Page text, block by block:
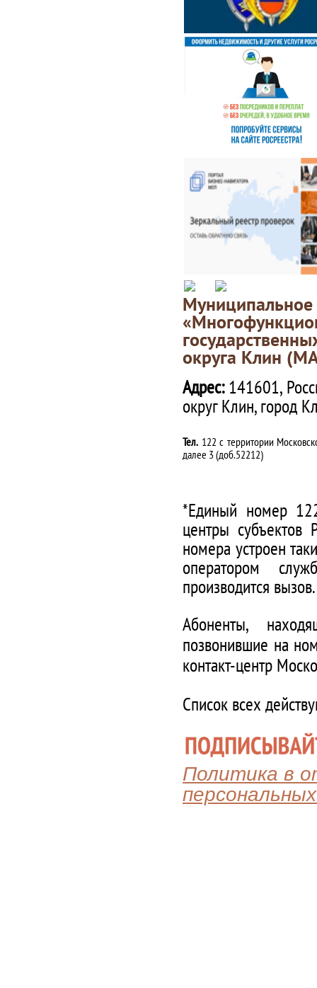
округа Клин
Адрес:141601,
округ Клин, город
Тел. 122 с территории
далее 3 (доб.52212)
*Единый номер
центры субъектов
номера устроен
оператором
производится вызов.
Абоненты,
позвонившие на
контакт-центр
Список всех
Политика в